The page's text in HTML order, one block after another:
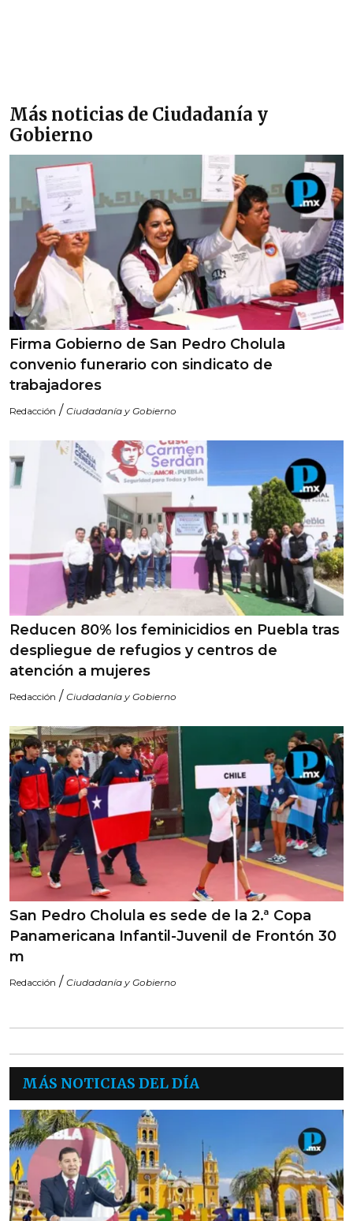
Más noticias de Ciudadanía y
Gobierno
Firma Gobierno de San Pedro Cholula
convenio funerario con sindicato de
trabajadores
Redacción / Ciudadanía y Gobierno
Reducen 80% los feminicidios en Puebla tras
despliegue de refugios y centros de
atención a mujeres
Redacción / Ciudadanía y Gobierno
San Pedro Cholula es sede de la 2.ª Copa
Panamericana Infantil-Juvenil de Frontón 30
m
Redacción / Ciudadanía y Gobierno
MÁS NOTICIAS DEL DÍA